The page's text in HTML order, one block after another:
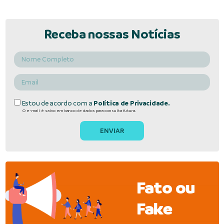
Receba nossas Notícias
Estou de acordo com a Política de Privacidade.
O e-mail é salvo em banco de dados para consulta futura.
Fato ou
Fake